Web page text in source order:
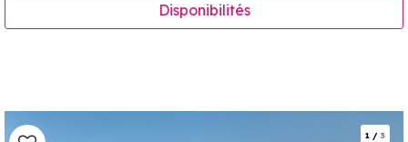
Disponibilités
1 / 3